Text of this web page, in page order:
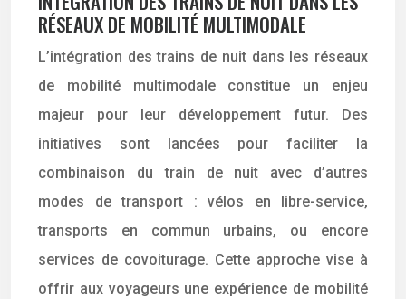
RÉSEAUX DE MOBILITÉ MULTIMODALE
L’intégration des trains de nuit dans les réseaux
de mobilité multimodale constitue un enjeu
majeur pour leur développement futur. Des
initiatives sont lancées pour faciliter la
combinaison du train de nuit avec d’autres
modes de transport : vélos en libre-service,
transports en commun urbains, ou encore
services de covoiturage. Cette approche vise à
offrir aux voyageurs une expérience de mobilité